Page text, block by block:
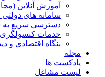
آموزش آنلاین
سامانه های دولتی
دسترسی سریع
خدمات کنسولگری
بنگاه اقتصادی و
مجله
پادکست ها
لیست مشاغل